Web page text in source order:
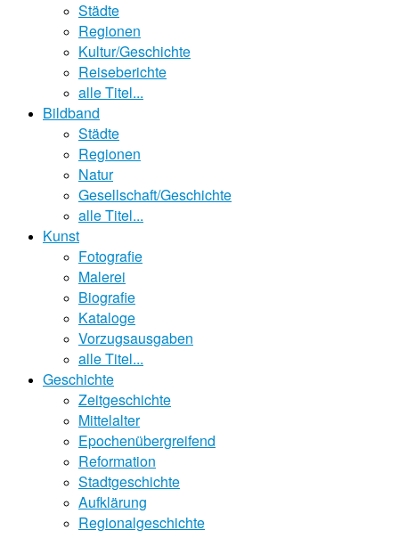
Städte
Regionen
Kultur/Geschichte
Reiseberichte
alle Titel...
Bildband
Städte
Regionen
Natur
Gesellschaft/Geschichte
alle Titel...
Kunst
Fotografie
Malerei
Biografie
Kataloge
Vorzugsausgaben
alle Titel...
Geschichte
Zeitgeschichte
Mittelalter
Epochenübergreifend
Reformation
Stadtgeschichte
Aufklärung
Regionalgeschichte